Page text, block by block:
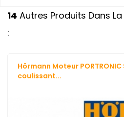
14 Autres Produits Dans
:
Hörmann Moteur
coulissant...